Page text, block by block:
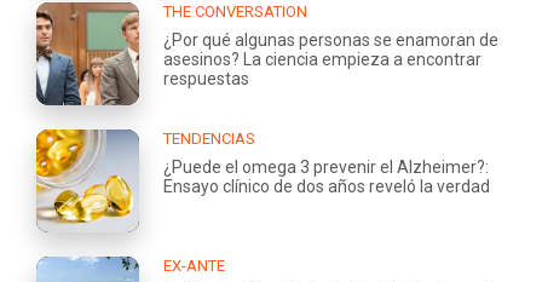
THE CONVERSATION
¿Por qué algunas personas se enamoran de
asesinos? La ciencia empieza a encontrar
respuestas
TENDENCIAS
¿Puede el omega 3 prevenir el Alzheimer?:
Ensayo clínico de dos años reveló la verdad
EX-ANTE